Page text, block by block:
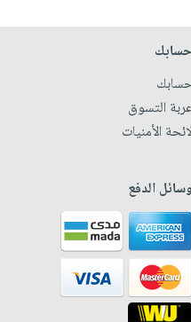
حسابك
التسوق
الأمنيات
وسائل الدفع